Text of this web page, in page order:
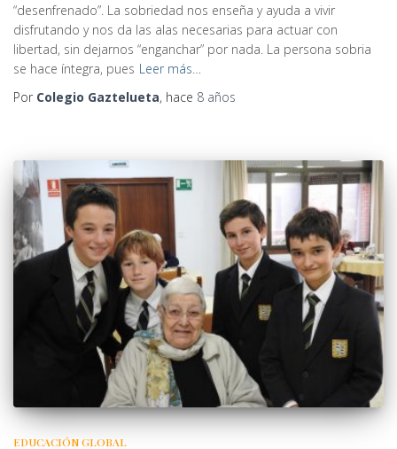
“desenfrenado”. La sobriedad nos enseña y ayuda a vivir
disfrutando y nos da las alas necesarias para actuar con
libertad, sin dejarnos “enganchar” por nada. La persona sobria
se hace íntegra, pues Leer más…
Por Colegio Gaztelueta, hace 8 años
EDUCACIÓN GLOBAL